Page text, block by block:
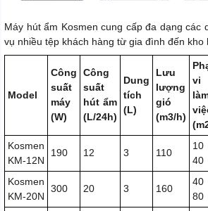
Máy hút ẩm Kosmen cung cấp đa dạng các
vụ nhiều tệp khách hàng từ gia đình đến kho
Model
Công
suất
máy
(W)
Công
suất
hút ẩm
(L/24h)
Dung
tích
(L)
Lưu
lượng
gió
(m3/h)
vi
Kosmen
KM-12N
190 12 3 110
40
Kosmen
KM-20N
300 20 3 160
80